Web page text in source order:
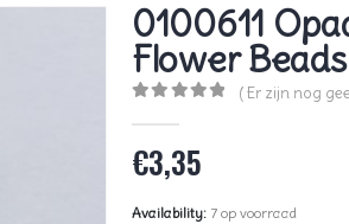
0100611
Flower
( Er zijn nog
€3,35
Availability: 7 op voorraad